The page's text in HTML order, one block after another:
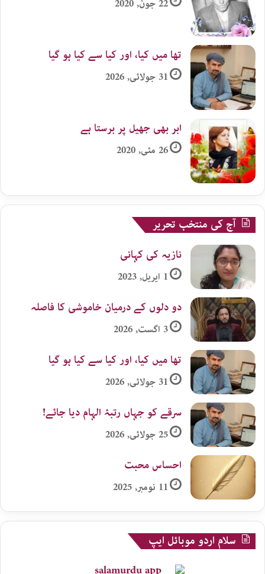
22 جون, 2020
تھا میں کیا، اور کیا سے کیا ہو گیا
31 جولائی, 2026
ابر بھی جھیل پر برستا ہے
26 مئی, 2020
آج کی منتخب تحریر
نازیہ کی کہانی
1 اپریل, 2023
دو دلوں کے درمیان خاموشی کا فاصلہ
3 اگست, 2026
تھا میں کیا، اور کیا سے کیا ہو گیا
31 جولائی, 2026
سرقے کو جہاں رتبۂ الہام دیا جائے!
25 جولائی, 2026
احساس محبت
11 نومبر, 2025
سلام اردو موبائل ایپ